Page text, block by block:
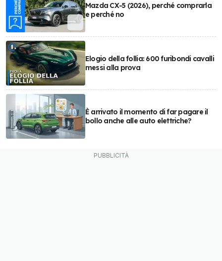
Mazda CX-5 (2026), perché comprarla
e perché no
Elogio della follia: 600 furibondi cavalli
messi alla prova
È arrivato il momento di far pagare il
bollo anche alle auto elettriche?